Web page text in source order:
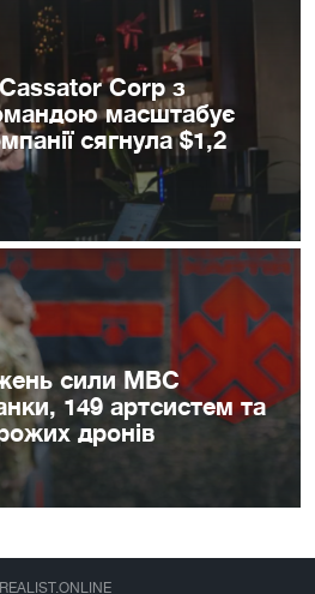
Corp з
масштабує
сягнула $1,2
сили МВС
149 артсистем та
дронів